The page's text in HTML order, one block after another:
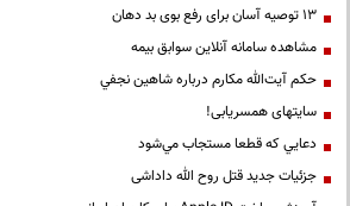
13 توصیه آسان برای رفع بوی بد دهان
مشاهده سامانه آنلاين سوابق بیمه
حكم آيت‌الله مكارم درباره شاهين نجفي
سایتهای همسریابی!
دعايي كه قطعا مستجاب مي‌شود
جزئیات جدید قتل روح الله داداشی